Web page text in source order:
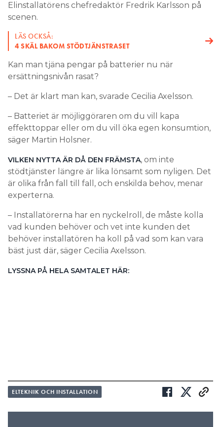
Elinstallatörens chefredaktör Fredrik Karlsson på
scenen.
LÄS OCKSÅ:
4 SKÄL BAKOM STÖDTJÄNSTRASET
Kan man tjäna pengar på batterier nu när
ersättningsnivån rasat?
– Det är klart man kan, svarade Cecilia Axelsson.
– Batteriet är möjliggöraren om du vill kapa
effekttoppar eller om du vill öka egen konsumtion,
säger Martin Holsner.
VILKEN NYTTA ÄR DÅ DEN FRÄMSTA, om inte
stödtjänster längre är lika lönsamt som nyligen. Det
är olika från fall till fall, och enskilda behov, menar
experterna.
– Installatörerna har en nyckelroll, de måste kolla
vad kunden behöver och vet inte kunden det
behöver installatören ha koll på vad som kan vara
bäst just där, säger Cecilia Axelsson.
LYSSNA PÅ HELA SAMTALET HÄR:
ELTEKNIK OCH INSTALLATION